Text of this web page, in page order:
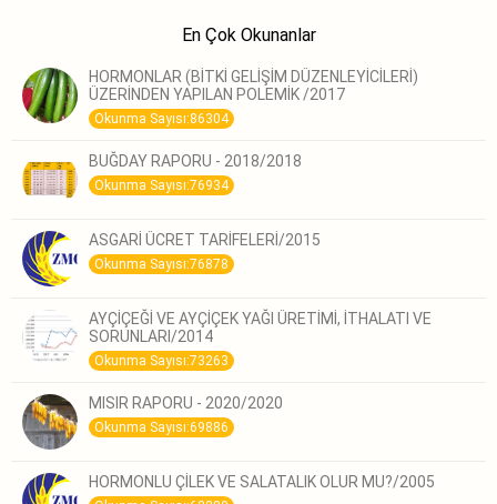
En Çok Okunanlar
HORMONLAR (BİTKİ GELİŞİM DÜZENLEYİCİLERİ)
ÜZERİNDEN YAPILAN POLEMİK /2017
Okunma Sayısı:86304
BUĞDAY RAPORU - 2018/2018
Okunma Sayısı:76934
ASGARİ ÜCRET TARİFELERİ/2015
Okunma Sayısı:76878
AYÇİÇEĞİ VE AYÇİÇEK YAĞI ÜRETİMİ, İTHALATI VE
SORUNLARI/2014
Okunma Sayısı:73263
MISIR RAPORU - 2020/2020
Okunma Sayısı:69886
HORMONLU ÇİLEK VE SALATALIK OLUR MU?/2005